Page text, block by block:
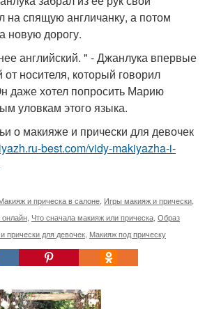
на спящую англичанку, а потом
новую дорогу.
английский. " - Джанлука впервые
носителя, который говорил
даже хотел попросить Марию
уловкам этого языка.
о макияже и прически для девочек
best.com/vidy-makiyazha-i-
и прическа в салоне Игры макияж и прически
Что сначала макияж или прическа Образ
прически для девочек Макияж под прическу